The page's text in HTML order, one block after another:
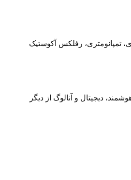
تمپانومتری، رفلکس آکوستیک
دیجیتال و آنالوگ از دیگر